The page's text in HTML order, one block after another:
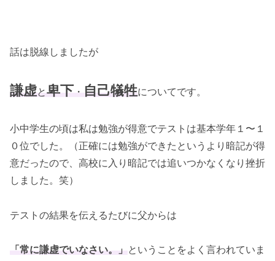
話は脱線しましたが
謙虚と卑下 ・ 自己犠牲についてです。
小中学生の頃は私は勉強が得意でテストは基本学年１〜１
０位でした。
（正確には勉強ができたというより暗記が得
意だったので、高校に入り暗記では追いつかなくなり挫折
しました。笑）
テストの結果を伝えるたびに父からは
「常に謙虚でいなさい。」 ということをよく言われていま